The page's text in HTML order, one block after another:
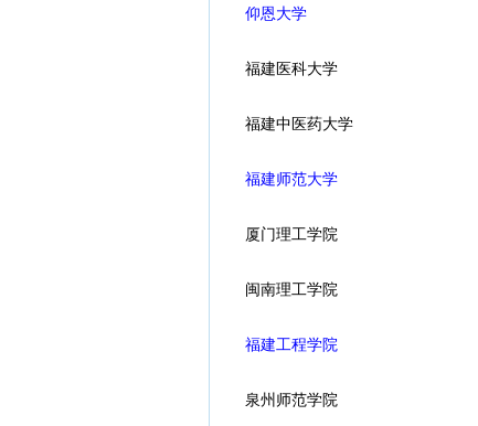
仰恩大学
福建医科大学
福建中医药大学
福建师范大学
厦门理工学院
闽南理工学院
福建工程学院
泉州师范学院